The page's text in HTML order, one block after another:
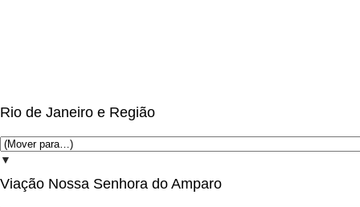
Rio de Janeiro e Região
▼
Viação Nossa Senhora do Amparo